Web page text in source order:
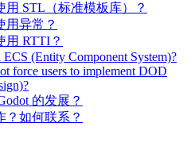
用 STL（标准模板库）？
用异常？
用 RTTI？
ECS (Entity Component System)?
force users to implement DOD
的发展？
？如何联系？